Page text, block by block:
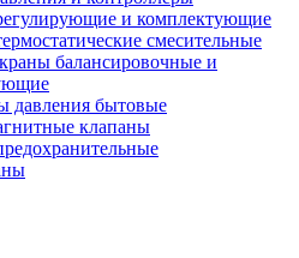
и комплектующие
смесительные
балансировочные и
давления бытовые
клапаны